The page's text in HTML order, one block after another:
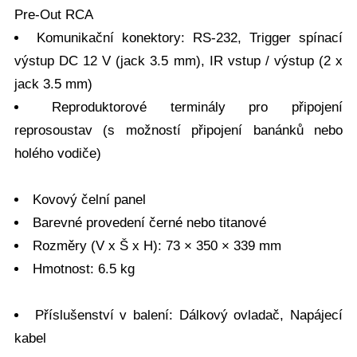
Pre-Out RCA
Komunikační konektory: RS-232, Trigger spínací
výstup DC 12 V (jack 3.5 mm), IR vstup / výstup (2 x
jack 3.5 mm)
Reproduktorové terminály pro připojení
reprosoustav (s možností připojení banánků nebo
holého vodiče)
Kovový čelní panel
Barevné provedení černé nebo titanové
Rozměry (V x Š x H): 73 × 350 × 339 mm
Hmotnost: 6.5 kg
Příslušenství v balení: Dálkový ovladač, Napájecí
kabel